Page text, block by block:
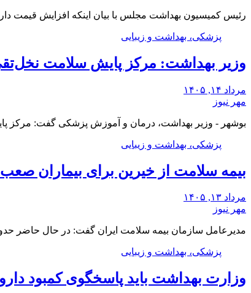
رئیس کمیسیون بهداشت مجلس با بیان اینکه افزایش قیمت
پزشکی، بهداشت و زیبایی
وزیر بهداشت: مرکز پایش سلامت
مرداد ۱۴, ۱۴۰۵
مهر نیوز
بوشهر - وزیر بهداشت، درمان و آموزش پزشکی گفت: مرکز
پزشکی، بهداشت و زیبایی
بیمه سلامت از خیرین برای بیماران
مرداد ۱۳, ۱۴۰۵
مهر نیوز
مدیرعامل سازمان بیمه سلامت ایران گفت: در حال حاضر حدود ۳.۵ میلیون نفر از بیماران
پزشکی، بهداشت و زیبایی
وزارت بهداشت باید پاسخگوی کمبود